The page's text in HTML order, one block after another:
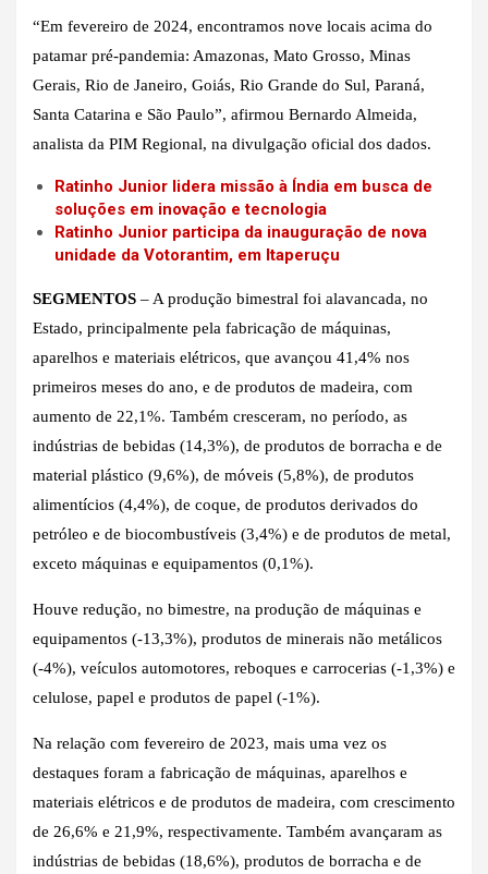
“Em fevereiro de 2024, encontramos nove locais acima do
patamar pré-pandemia: Amazonas, Mato Grosso, Minas
Gerais, Rio de Janeiro, Goiás, Rio Grande do Sul, Paraná,
Santa Catarina e São Paulo”, afirmou Bernardo Almeida,
analista da PIM Regional, na divulgação oficial dos dados.
Ratinho Junior lidera missão à Índia em busca de
soluções em inovação e tecnologia
Ratinho Junior participa da inauguração de nova
unidade da Votorantim, em Itaperuçu
SEGMENTOS – A produção bimestral foi alavancada, no
Estado, principalmente pela fabricação de máquinas,
aparelhos e materiais elétricos, que avançou 41,4% nos
primeiros meses do ano, e de produtos de madeira, com
aumento de 22,1%. Também cresceram, no período, as
indústrias de bebidas (14,3%), de produtos de borracha e de
material plástico (9,6%), de móveis (5,8%), de produtos
alimentícios (4,4%), de coque, de produtos derivados do
petróleo e de biocombustíveis (3,4%) e de produtos de metal,
exceto máquinas e equipamentos (0,1%).
Houve redução, no bimestre, na produção de máquinas e
equipamentos (-13,3%), produtos de minerais não metálicos
(-4%), veículos automotores, reboques e carrocerias (-1,3%) e
celulose, papel e produtos de papel (-1%).
Na relação com fevereiro de 2023, mais uma vez os
destaques foram a fabricação de máquinas, aparelhos e
materiais elétricos e de produtos de madeira, com crescimento
de 26,6% e 21,9%, respectivamente. Também avançaram as
indústrias de bebidas (18,6%), produtos de borracha e de